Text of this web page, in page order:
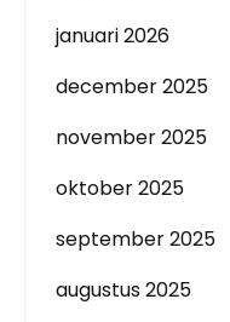
januari 2026
december 2025
november 2025
oktober 2025
september 2025
augustus 2025